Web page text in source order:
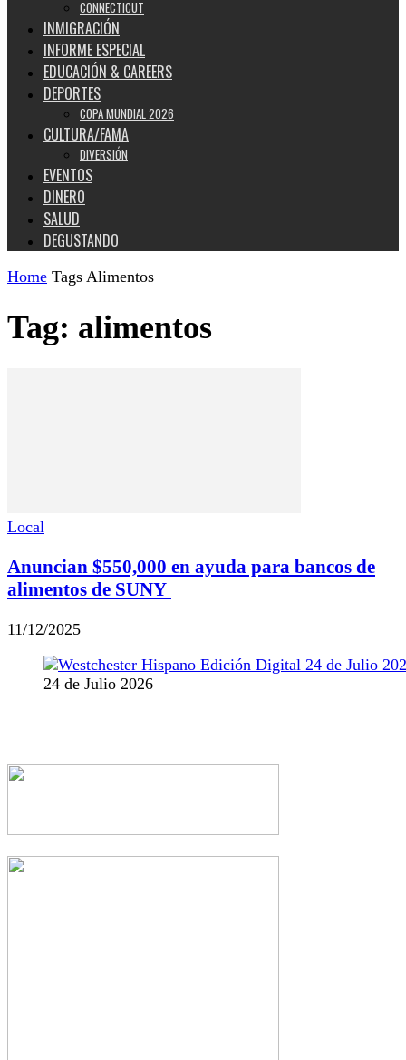
CONNECTICUT
INMIGRACIÓN
INFORME ESPECIAL
EDUCACIÓN & CAREERS
DEPORTES
COPA MUNDIAL 2026
CULTURA/FAMA
DIVERSIÓN
EVENTOS
DINERO
SALUD
DEGUSTANDO
Home Tags Alimentos
Tag: alimentos
Local
Anuncian $550,000 en ayuda para bancos de
alimentos de SUNY
11/12/2025
24 de Julio 2026